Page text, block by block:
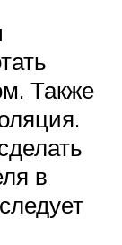
Также
в